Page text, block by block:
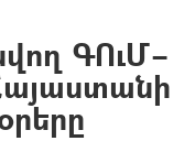
ԳՈւՄ–